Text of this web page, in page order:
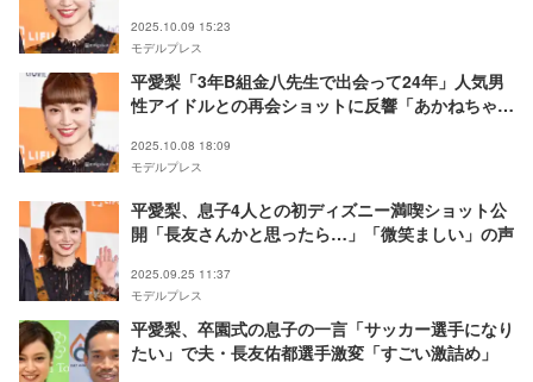
2025.10.09 15:23
モデルプレス
平愛梨「3年B組金八先生で出会って24年」人気男
性アイドルとの再会ショットに反響「あかねちゃん
2025.10.08 18:09
モデルプレス
平愛梨、息子4人との初ディズニー満喫ショット公
開「長友さんかと思ったら…」「微笑ましい」の声
2025.09.25 11:37
モデルプレス
平愛梨、卒園式の息子の一言「サッカー選手になり
たい」で夫・長友佑都選手激変「すごい激詰め」